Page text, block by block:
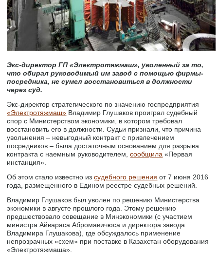
Экс-директор ГП «Электротяжмаш», уволенный за то,
что обирал руководимый им завод с помощью фирмы-
посредника, не сумел восстановиться в должности
через суд.
Экс-директор стратегического по значению госпредприятия
«Электротяжмаш» Владимир Глушаков проиграл судебный
спор с Министерством экономики, в котором требовал
восстановить его в должности. Судьи признали, что причина
увольнения – невыгодный контракт с привлечением
посредников – была достаточным основанием для разрыва
контракта с наемным руководителем,сообщила «Первая
инстанция».
Об этом стало известно изсудебного решения от 7 июня 2016
года, размещенного в Едином реестре судебных решений.
Владимир Глушаков был уволен по решению Министерства
экономики в августе прошлого года. Этому решению
предшествовало совещание в Минэкономики (с участием
министра Айвараса Абромавичюса и директора завода
Владимира Глушакова), где обсуждалось применение
непрозрачных «схем» при поставке в Казахстан оборудования
«Электротяжмаша».